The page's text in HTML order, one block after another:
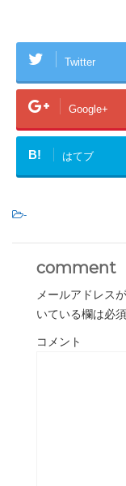
Twitter
Google+
B! はてブ
-
comment
メールアドレス
いている欄は必
コメント